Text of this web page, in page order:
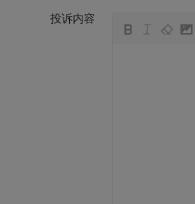
投诉内容
뀁 뀃 뀂 뀄